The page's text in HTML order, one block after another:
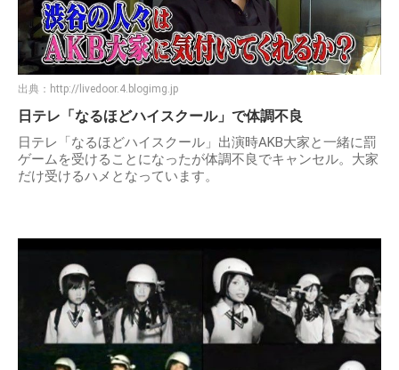
出典： http://livedoor.4.blogimg.jp
日テレ「なるほどハイスクール」で体調不良
日テレ「なるほどハイスクール」出演時AKB大家と一緒に罰
ゲームを受けることになったが体調不良でキャンセル。大家
だけ受けるハメとなっています。